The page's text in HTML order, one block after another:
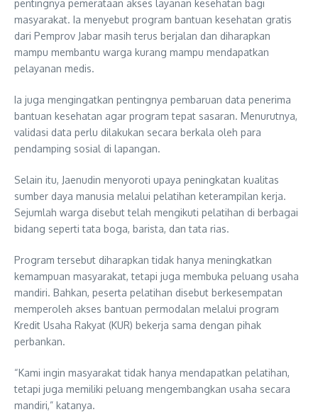
pentingnya pemerataan akses layanan kesehatan bagi
masyarakat. Ia menyebut program bantuan kesehatan gratis
dari Pemprov Jabar masih terus berjalan dan diharapkan
mampu membantu warga kurang mampu mendapatkan
pelayanan medis.
Ia juga mengingatkan pentingnya pembaruan data penerima
bantuan kesehatan agar program tepat sasaran. Menurutnya,
validasi data perlu dilakukan secara berkala oleh para
pendamping sosial di lapangan.
Selain itu, Jaenudin menyoroti upaya peningkatan kualitas
sumber daya manusia melalui pelatihan keterampilan kerja.
Sejumlah warga disebut telah mengikuti pelatihan di berbagai
bidang seperti tata boga, barista, dan tata rias.
Program tersebut diharapkan tidak hanya meningkatkan
kemampuan masyarakat, tetapi juga membuka peluang usaha
mandiri. Bahkan, peserta pelatihan disebut berkesempatan
memperoleh akses bantuan permodalan melalui program
Kredit Usaha Rakyat (KUR) bekerja sama dengan pihak
perbankan.
“Kami ingin masyarakat tidak hanya mendapatkan pelatihan,
tetapi juga memiliki peluang mengembangkan usaha secara
mandiri,” katanya.